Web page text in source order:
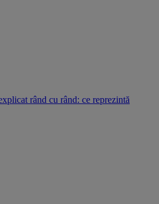
rând cu rând: ce reprezintă